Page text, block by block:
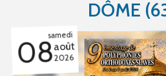
Commune
DÔME
samedi
08août
2026